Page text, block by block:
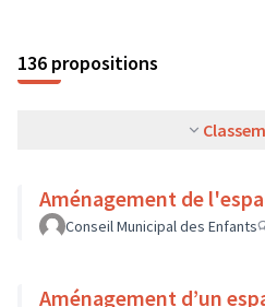
136 propositions
Aménagement de
Conseil Municipal des Enfants
Aménagement d’un